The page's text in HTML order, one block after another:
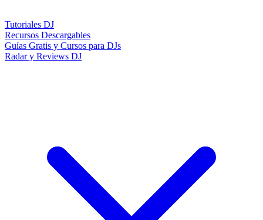
Tutoriales DJ
Recursos Descargables
Guías Gratis y Cursos para DJs
Radar y Reviews DJ